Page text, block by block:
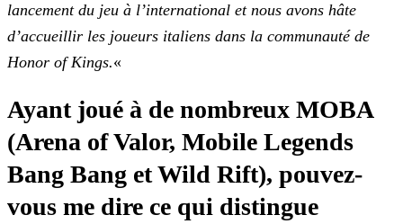
lancement du jeu à l’international et nous avons hâte
d’accueillir les joueurs italiens dans la communauté de
Honor of Kings.«
Ayant joué à de nombreux MOBA
(Arena of Valor, Mobile Legends
Bang Bang et Wild Rift), pouvez-
vous me dire ce qui distingue